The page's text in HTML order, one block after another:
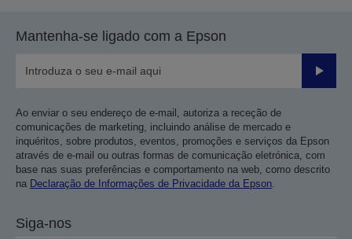
Mantenha-se ligado com a Epson
Enviar
Ao enviar o seu endereço de e-mail, autoriza a receção de
comunicações de marketing, incluindo análise de mercado e
inquéritos, sobre produtos, eventos, promoções e serviços da Epson
através de e-mail ou outras formas de comunicação eletrónica, com
base nas suas preferências e comportamento na web, como descrito
na Declaração de Informações de Privacidade da Epson.
Siga-nos